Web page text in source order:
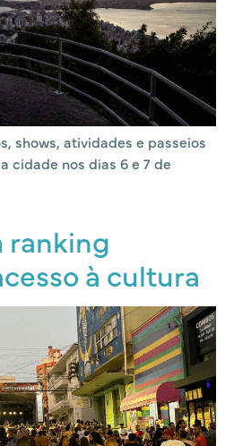
shows, atividades e passeios
cidade nos dias 6 e 7 de
ranking
à cultura